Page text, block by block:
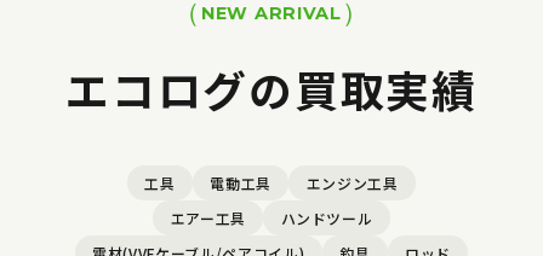
NEW ARRIVAL
エコログの買取実績
工具 電動工具
エンジン工具
エアー工具
ハンドツール